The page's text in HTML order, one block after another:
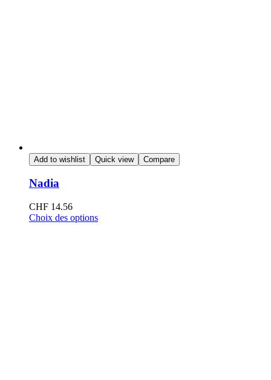
Add to wishlist Quick view Compare
Nadia
CHF 14.56
Choix des options